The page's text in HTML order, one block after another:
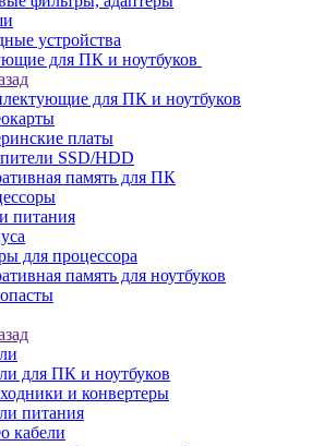
устройства
для ПК и ноутбуков
для ПК и ноутбуков
платы
SSD/HDD
память для ПК
питания
для процессора
память для ноутбуков
для ПК и ноутбуков
и конвертеры
питания
кабели